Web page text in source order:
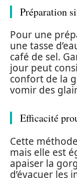
Préparation
Pour une
une tasse
café de sel.
jour peut
confort de la
vomir des
Efficacité
Cette
mais elle est
apaiser la
d’évacuer les